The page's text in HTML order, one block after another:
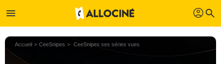
menu profil search
Accueil CeeSnipes CeeSnipes ses séries vues